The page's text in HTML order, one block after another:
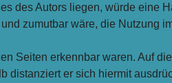
des Autors liegen, würde eine
zumutbar wäre, die Nutzung
Seiten erkennbar waren. Auf
distanziert er sich hiermit